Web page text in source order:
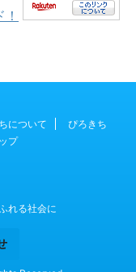
について
ぴろきち
プ
れる社会に